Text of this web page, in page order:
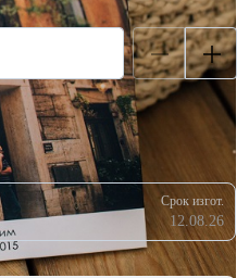
Срок изгот.
12.08.26